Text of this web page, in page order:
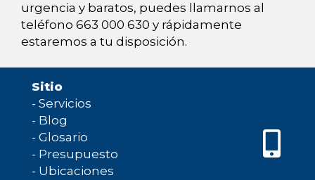
urgencia y baratos, puedes llamarnos al
teléfono 663 000 630 y rápidamente
estaremos a tu disposición.
Sitio
- Servicios
- Blog
- Glosario
- Presupuesto
- Ubicaciones